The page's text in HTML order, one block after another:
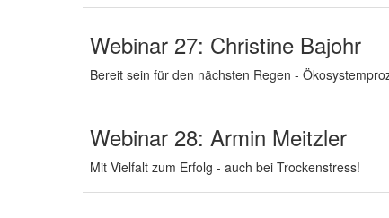
Webinar 27: Christine Bajohr
Bereit sein für den nächsten Regen -
Webinar 28: Armin Meitzler
Mit Vielfalt zum Erfolg - auch bei Trockenstress!